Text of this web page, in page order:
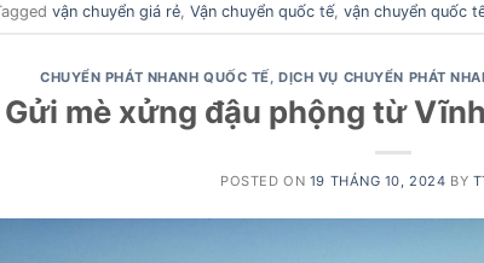
vận chuyển giá rẻ Vận chuyển quốc tế vận chuyển quốc
CHUYỂN PHÁT NHANH QUỐC TẾ,DỊCH VỤ CHUYỂN PHÁT
Gửi mè xửng đậu phộng từ
POSTED ON 19 THÁNG 10, 2024 BY